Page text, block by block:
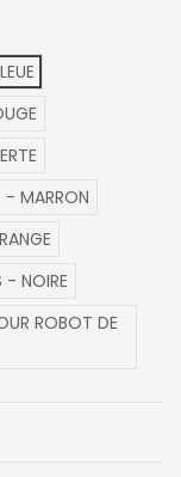
MARRON
NOIRE
ROBOT DE